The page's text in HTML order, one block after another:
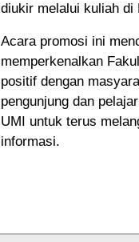
diukir melalui kuliah di
Acara promosi ini
memperkenalkan
positif dengan
pengunjung dan
UMI untuk terus
informasi.